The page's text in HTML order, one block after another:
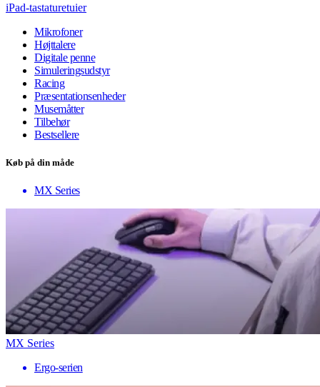
iPad-tastaturetuier
Mikrofoner
Højttalere
Digitale penne
Simuleringsudstyr
Racing
Præsentationsenheder
Musemåtter
Tilbehør
Bestsellere
Køb på din måde
MX Series
MX Series
Ergo-serien